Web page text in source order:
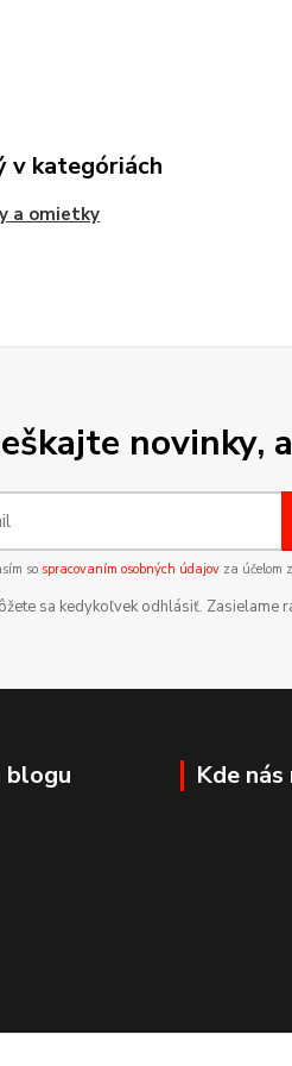
v kategóriách
a omietky
novinky,
so spracovaním osobných údajovza účelom
sa kedykoľvek odhlásiť. Zasielame
blogu Kde